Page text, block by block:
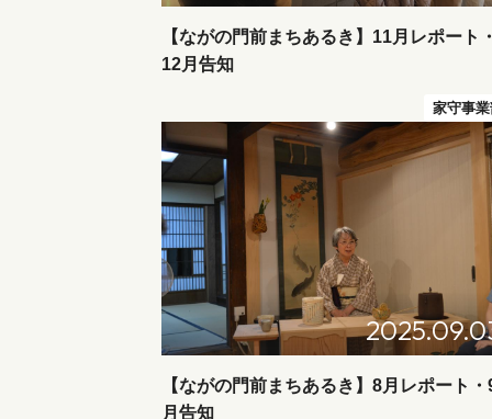
【ながの門前まちあるき】11月レポート
12月告知
家守事
【ながの門前まちあるき】8月レポート・
月告知